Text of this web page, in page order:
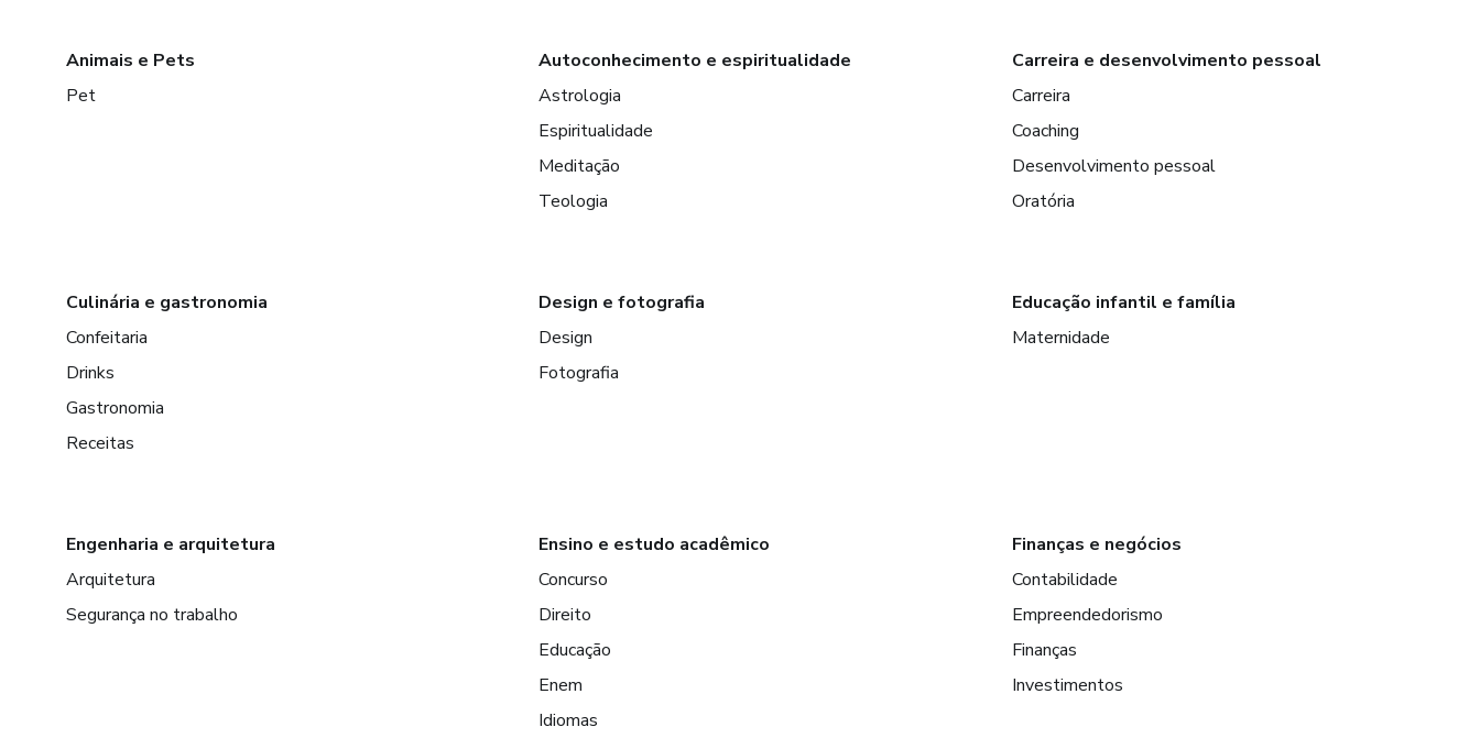
Animais e Pets
Pet
Autoconhecimento e espiritualidade
Astrologia
Espiritualidade
Meditação
Teologia
Carreira e desenvolvimento pessoal
Carreira
Coaching
Desenvolvimento pessoal
Oratória
Culinária e gastronomia
Confeitaria
Drinks
Gastronomia
Receitas
Design e fotografia
Design
Fotografia
Educação infantil e família
Maternidade
Engenharia e arquitetura
Arquitetura
Segurança no trabalho
Ensino e estudo acadêmico
Concurso
Direito
Educação
Enem
Idiomas
Finanças e negócios
Contabilidade
Empreendedorismo
Finanças
Investimentos